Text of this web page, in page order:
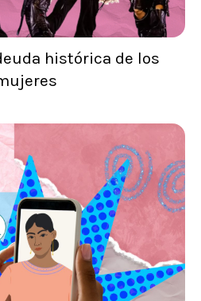
histórica de los